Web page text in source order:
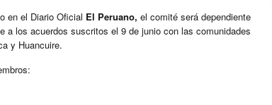
en el Diario Oficial El Peruano, el comité será dependiente
a los acuerdos suscritos el 9 de junio con las comunidades
y Huancuire.